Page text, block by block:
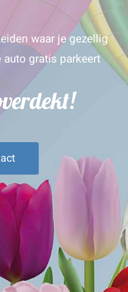
waar je gezellig
gratis parkeert